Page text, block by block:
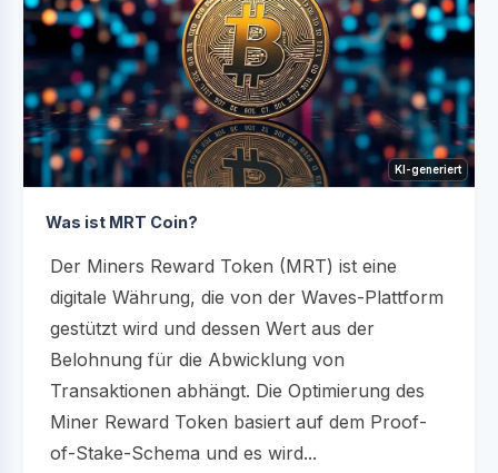
KI-generiert
Was ist MRT Coin?
Der Miners Reward Token (MRT) ist eine
digitale Währung, die von der Waves-Plattform
gestützt wird und dessen Wert aus der
Belohnung für die Abwicklung von
Transaktionen abhängt. Die Optimierung des
Miner Reward Token basiert auf dem Proof-
of-Stake-Schema und es wird...